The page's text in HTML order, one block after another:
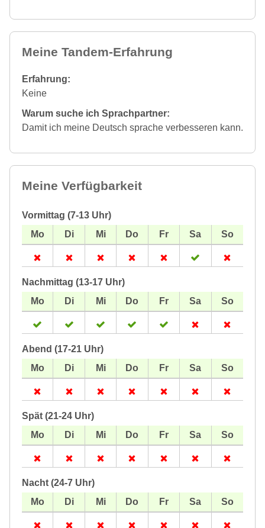
Meine Tandem-Erfahrung
Erfahrung:
Keine
Warum suche ich Sprachpartner:
Damit ich meine Deutsch sprache verbesseren kann.
Meine Verfügbarkeit
Vormittag (7-13 Uhr)
Nachmittag (13-17 Uhr)
Abend (17-21 Uhr)
Spät (21-24 Uhr)
Nacht (24-7 Uhr)